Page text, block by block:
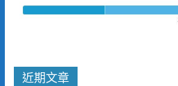
近期文章